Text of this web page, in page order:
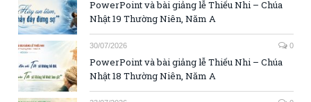
PowerPoint và bài giảng lễ Thiếu Nhi – Chúa
Nhật 19 Thường Niên, Năm A
30/07/2026 0
PowerPoint và bài giảng lễ Thiếu Nhi – Chúa
Nhật 18 Thường Niên, Năm A